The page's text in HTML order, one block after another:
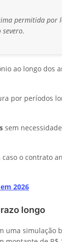
permitida por
ao longo dos
por períodos
sem
o contrato
2026
longo
uma simulação